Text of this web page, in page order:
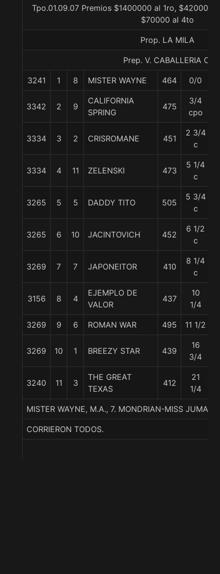
Tpo.01.09.07 Premios $1400000 al 1ro, $420000
$70000 al 4to
Prop. LA MILA
Prep. V. CABALLERIA C.
3241 1 8 MISTER WAYNE 464 0/0
3342 2 9
CALIFORNIA
SPRING
475
3/4
cpo
3334 3 2 CRISROMANE 451
2 3/4
c
3334 4 11 ZELENSKI 473
5 1/4
c
3265 5 5 DADDY TITO 505
5 3/4
c
3265 6 10 JACINTOVICH 452
6 1/2
c
3269 7 7 JAPONEITOR 410
8 1/4
c
3156 8 4
EJEMPLO DE
VALOR
437
10
1/4
3269 9 6 ROMAN WAR 495 11 1/2
3269 10 1 BREEZY STAR 439
16
3/4
3240 11 3
THE GREAT
TEXAS
412
21
1/4
MISTER WAYNE, M.A., 7. MONDRIAN-MISS
CORRIERON TODOS.